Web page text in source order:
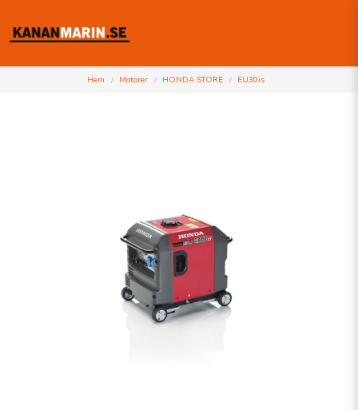
Hem Motorer HONDA STORE EU30is